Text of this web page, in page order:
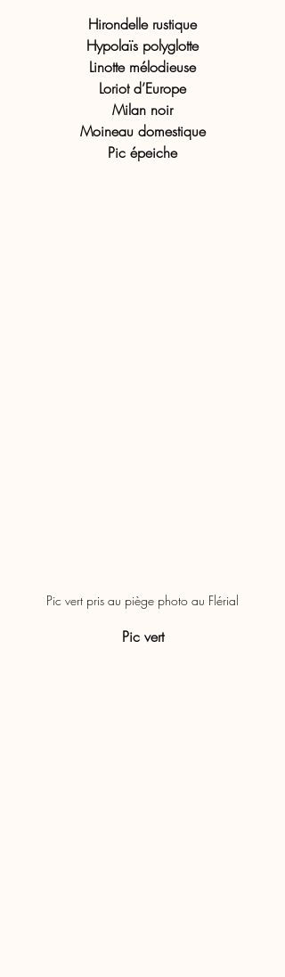
Hirondelle rustique
Hypolaïs polyglotte
Linotte mélodieuse
Loriot d’Europe
Milan noir
Moineau domestique
Pic épeiche
Pic vert pris au piège photo au Flérial
Pic vert